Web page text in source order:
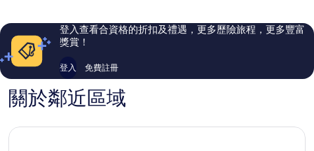
評
價
評
評
價
登入查看合資格的折扣及禮遇，更多歷險旅程，更多豐富
獎賞！
登入 免費註冊
關於鄰近區域